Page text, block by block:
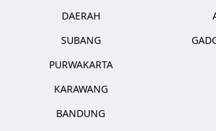
DAERAH
SUBANG
PURWAKARTA
KARAWANG
BANDUNG